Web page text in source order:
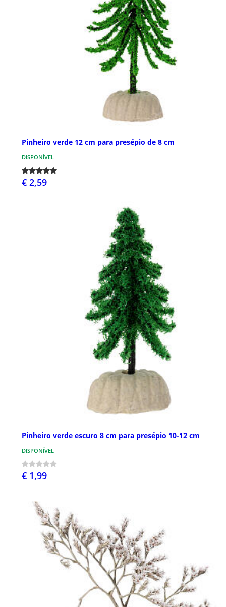
Pinheiro verde 12 cm para presépio de 8 cm
DISPONÍVEL
€ 2,59
Pinheiro verde escuro 8 cm para presépio 10-12 cm
DISPONÍVEL
€ 1,99